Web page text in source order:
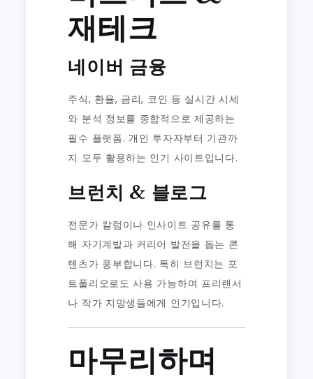
재테크
네이버 금융
주식, 환율, 금리, 코인 등 실시간 시세
와 분석 정보를 종합적으로 제공하는
필수 플랫폼. 개인 투자자부터 기관까
지 모두 활용하는 인기 사이트입니다.
브런치 & 블로그
전문가 칼럼이나 인사이트 공유를 통
해 자기계발과 커리어 발전을 돕는 콘
텐츠가 풍부합니다. 특히 브런치는 포
트폴리오로도 사용 가능하여 프리랜서
나 작가 지망생들에게 인기입니다.
마무리하며